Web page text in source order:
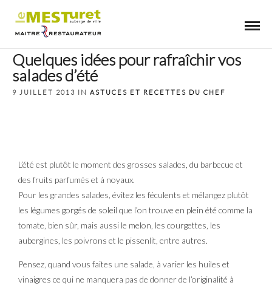
Quelques idées pour rafraîchir vos
salades d’été
9 JUILLET 2013 IN ASTUCES ET RECETTES DU CHEF
L’été est plutôt le moment des grosses salades, du barbecue et
des fruits parfumés et à noyaux.
Pour les grandes salades, évitez les féculents et mélangez plutôt
les légumes gorgés de soleil que l’on trouve en plein été comme la
tomate, bien sûr, mais aussi le melon, les courgettes, les
aubergines, les poivrons et le pissenlit, entre autres.
Pensez, quand vous faites une salade, à varier les huiles et
vinaigres ce qui ne manquera pas de donner de l’originalité à